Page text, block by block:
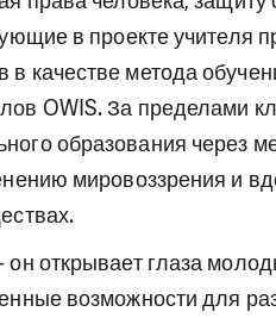
в проекте учителя
качестве метода
OWIS. За пределами
образования через
мировоззрения и
он открывает глаза
возможности для